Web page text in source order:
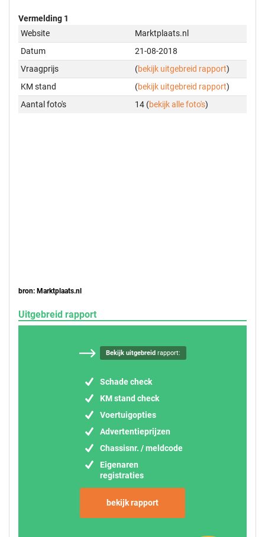
Vermelding 1
Website
Marktplaats.nl
Datum
21-08-2018
Vraagprijs
(bekijk uitgebreid rapport)
KM stand
(bekijk uitgebreid rapport)
Aantal foto's
14 (bekijk alle foto's)
bron: Marktplaats.nl
Uitgebreid rapport
Bekijk uitgebreidrapport:
Schade check
KM stand check
Voertuigopties
Advertentieprijzen
Chassisnr. / meldcode
Eigenaren
registraties
bekijk rapport